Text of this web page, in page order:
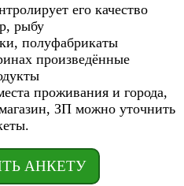
его качество
рыбу
полуфабрикаты
произведённые
проживания и города,
ЗП можно уточнить
АНКЕТУ